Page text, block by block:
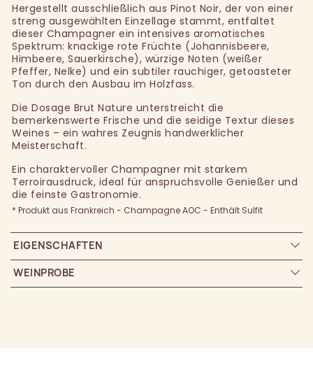
Hergestellt ausschließlich aus Pinot Noir, der von einer
streng ausgewählten Einzellage stammt, entfaltet
dieser Champagner ein intensives aromatisches
Spektrum: knackige rote Früchte (Johannisbeere,
Himbeere, Sauerkirsche), würzige Noten (weißer
Pfeffer, Nelke) und ein subtiler rauchiger, getoasteter
Ton durch den Ausbau im Holzfass.
Die Dosage Brut Nature unterstreicht die
bemerkenswerte Frische und die seidige Textur dieses
Weines – ein wahres Zeugnis handwerklicher
Meisterschaft.
Ein charaktervoller Champagner mit starkem
Terroirausdruck, ideal für anspruchsvolle Genießer und
die feinste Gastronomie.
* Produkt aus Frankreich - Champagne AOC - Enthält Sulfit
EIGENSCHAFTEN
WEINPROBE